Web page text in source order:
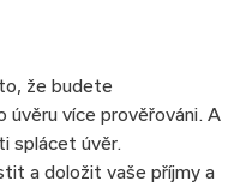
že budete
více prověřováni. A
splácet úvěr.
a doložit vaše příjmy a